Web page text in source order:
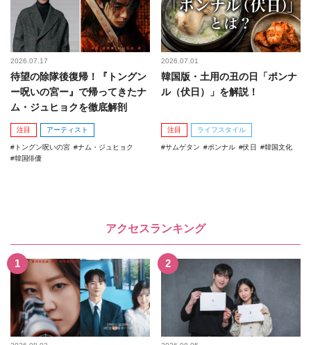
2026.07.17
待望の除隊後復帰！『トングン
ー呪いの宮ー』で帰ってきたナ
ム・ジュヒョクを徹底解剖
注目 アーティスト
トングン呪いの宮
ナム・ジュヒョク
韓国俳優
2026.07.01
韓国版・土用の丑の日「ポンナ
ル（伏日）」を解説！
注目 ライフスタイル
サムゲタン ポンナル 伏日 韓国文化
アクセスランキング